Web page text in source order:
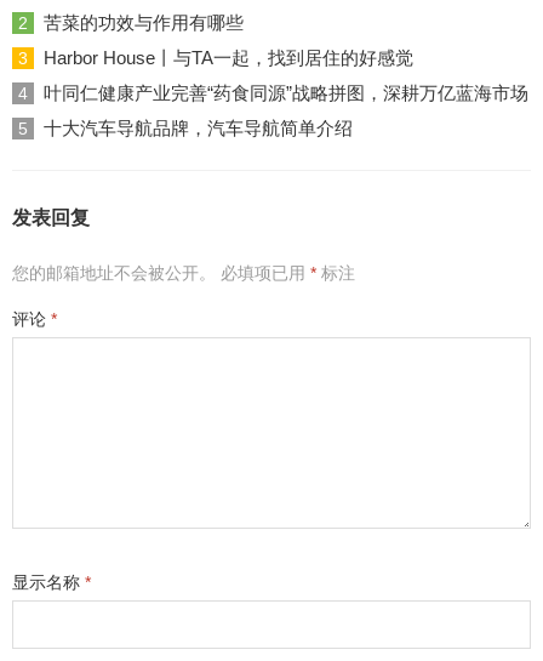
2 苦菜的功效与作用有哪些
3 Harbor House丨与TA一起，找到居住的好感觉
4 叶同仁健康产业完善“药食同源”战略拼图，深耕万亿蓝海市场
5 十大汽车导航品牌，汽车导航简单介绍
发表回复
您的邮箱地址不会被公开。 必填项已用 * 标注
评论 *
显示名称 *